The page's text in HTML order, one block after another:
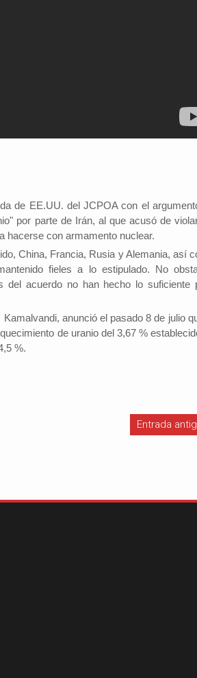
de EE.UU. del JCPOA con el
por parte de Irán, al que acusó de
hacerse con armamento nuclear.
China, Francia, Rusia y Alemania, así
fieles a lo estipulado. No
del acuerdo no han hecho lo suficiente
anunció el pasado 8 de julio
de uranio del 3,67 %
%.
Entrada